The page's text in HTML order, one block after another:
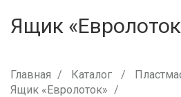
Ящик
Главная Каталог
Ящик «Евролоток»